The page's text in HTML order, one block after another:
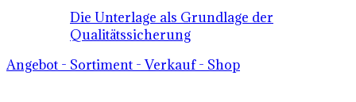
Die Unterlage als Grundlage der
Qualitätssicherung
Angebot - Sortiment - Verkauf - Shop